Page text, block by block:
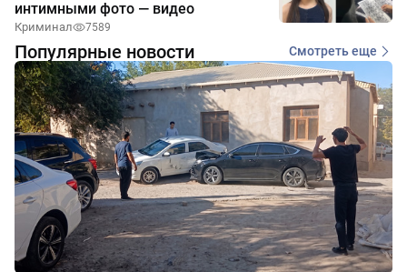
интимными фото — видео
Криминал 7589
Популярные новости Смотреть еще